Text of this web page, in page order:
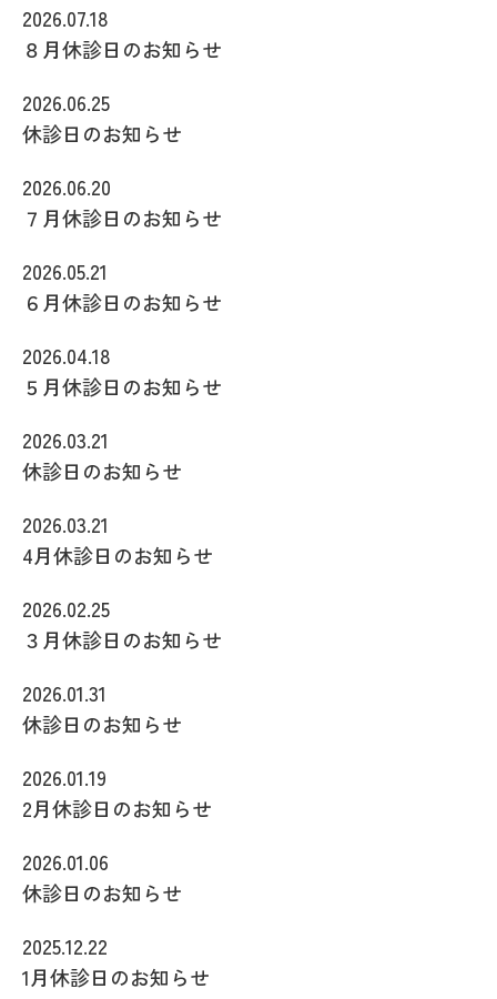
2026.07.18
８月休診日のお知らせ
2026.06.25
休診日のお知らせ
2026.06.20
７月休診日のお知らせ
2026.05.21
６月休診日のお知らせ
2026.04.18
５月休診日のお知らせ
2026.03.21
休診日のお知らせ
2026.03.21
4月休診日のお知らせ
2026.02.25
３月休診日のお知らせ
2026.01.31
休診日のお知らせ
2026.01.19
2月休診日のお知らせ
2026.01.06
休診日のお知らせ
2025.12.22
1月休診日のお知らせ